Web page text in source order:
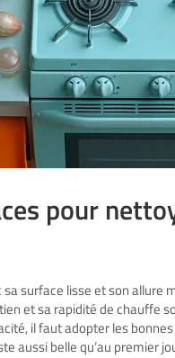
pour
sa surface lisse et son allure
et sa rapidité de
il faut adopter les
aussi belle qu’au premier